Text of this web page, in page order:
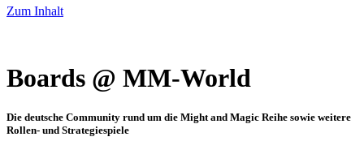
Zum Inhalt
Boards @ MM-World
Die deutsche Community rund um die Might and Magic Reihe sowie weitere
Rollen- und Strategiespiele